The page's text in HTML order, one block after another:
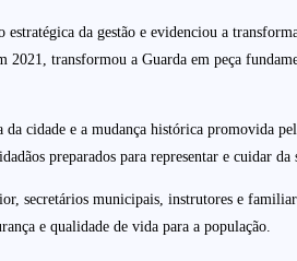
da gestão e evidenciou a
transformou a Guarda em peça
cidade e a mudança histórica
preparados para representar e cuidar
secretários municipais, instrutores e
e qualidade de vida para a população.